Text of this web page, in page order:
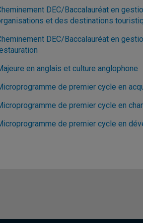
DEC/Baccalauréat en
et des destinations
DEC/Baccalauréat en
en anglais et culture anglophone
de premier cycle en
de premier cycle en
de premier cycle en